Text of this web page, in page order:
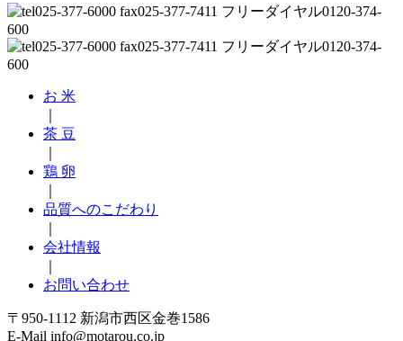
お 米
茶 豆
鶏 卵
品質へのこだわり
会社情報
お問い合わせ
〒950-1112 新潟市西区金巻1586
E-Mail info@motarou.co.jp